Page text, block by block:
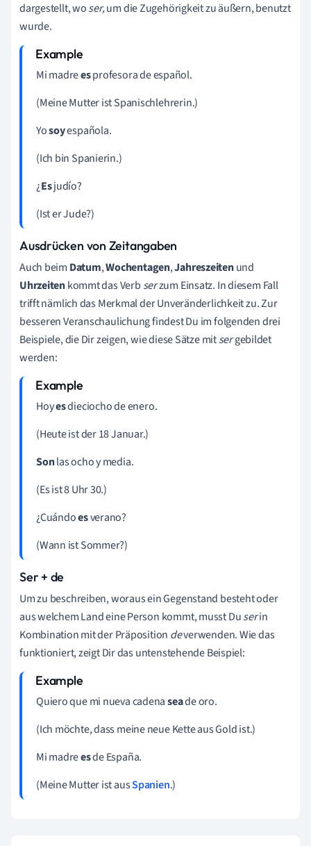
dargestellt, woser,um die Zugehörigkeit zu äußern, benutzt
wurde.
Mi madreesprofesora de español.
(Meine Mutter ist Spanischlehrerin.)
Yosoyespañola.
(Ich bin Spanierin.)
¿Esjudío?
(Ist er Jude?)
Ausdrücken von Zeitangaben
Auch beim Datum,Wochentagen,Jahreszeitenund
Uhrzeitenkommt das Verb serzum Einsatz. In diesem Fall
trifft nämlich das Merkmal der Unveränderlichkeit zu. Zur
besseren Veranschaulichung findest Du im folgenden drei
Beispiele, die Dir zeigen, wie diese Sätze mitsergebildet
werden:
Hoyesdieciocho de enero.
(Heute ist der 18 Januar.)
Sonlas ocho y media.
(Es ist 8 Uhr 30.)
¿Cuándoesverano?
(Wann ist Sommer?)
Ser + de
Um zu beschreiben, woraus ein Gegenstand besteht oder
aus welchem Land eine Person kommt, musst Duserin
Kombination mit der Präposition deverwenden. Wie das
funktioniert, zeigt Dir das untenstehende Beispiel:
Quiero que mi nueva cadenaseade oro.
(Ich möchte, dass meine neue Kette aus Gold ist.)
Mi madreesde España.
(Meine Mutter ist ausSpanien.)